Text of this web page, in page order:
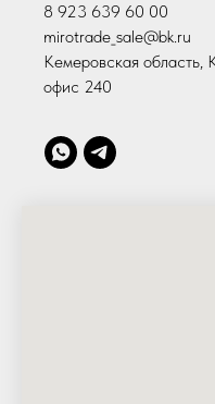
8 923 639 60 00
mirotrade_sale@bk.ru
Кемеровская область,
офис 240